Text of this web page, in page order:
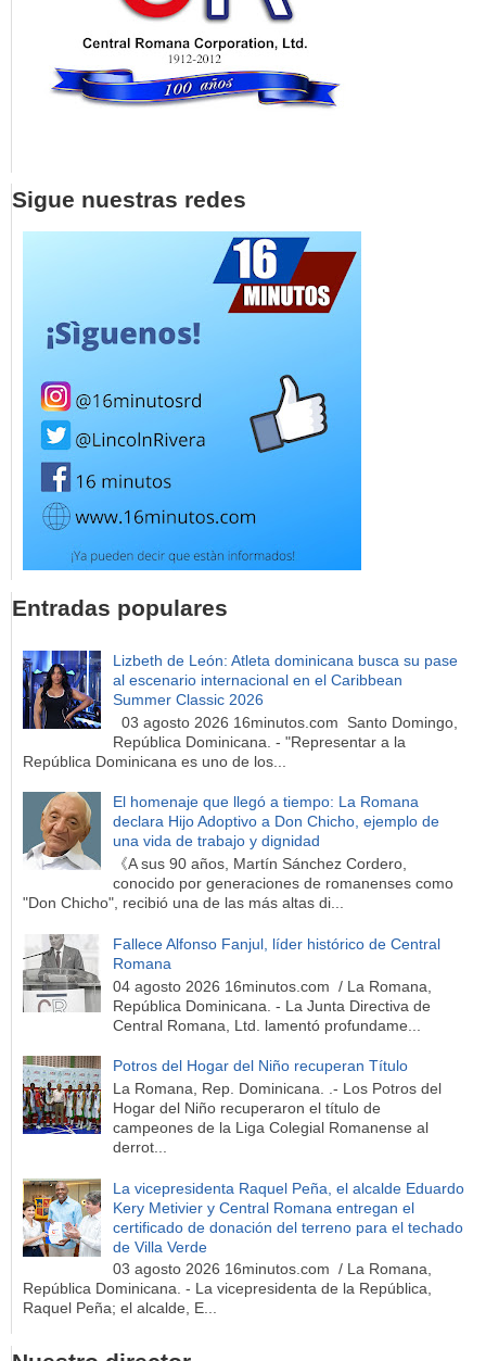
Sigue nuestras redes
Entradas populares
Lizbeth de León: Atleta dominicana busca su pase
al escenario internacional en el Caribbean
Summer Classic 2026
03 agosto 2026 16minutos.com Santo Domingo,
República Dominicana. - "Representar a la
República Dominicana es uno de los...
El homenaje que llegó a tiempo: La Romana
declara Hijo Adoptivo a Don Chicho, ejemplo de
una vida de trabajo y dignidad
《A sus 90 años, Martín Sánchez Cordero,
conocido por generaciones de romanenses como
"Don Chicho", recibió una de las más altas di...
Fallece Alfonso Fanjul, líder histórico de Central
Romana
04 agosto 2026 16minutos.com / La Romana,
República Dominicana. - La Junta Directiva de
Central Romana, Ltd. lamentó profundame...
Potros del Hogar del Niño recuperan Título
La Romana, Rep. Dominicana. .- Los Potros del
Hogar del Niño recuperaron el título de
campeones de la Liga Colegial Romanense al
derrot...
La vicepresidenta Raquel Peña, el alcalde Eduardo
Kery Metivier y Central Romana entregan el
certificado de donación del terreno para el techado
de Villa Verde
03 agosto 2026 16minutos.com / La Romana,
República Dominicana. - La vicepresidenta de la República,
Raquel Peña; el alcalde, E...